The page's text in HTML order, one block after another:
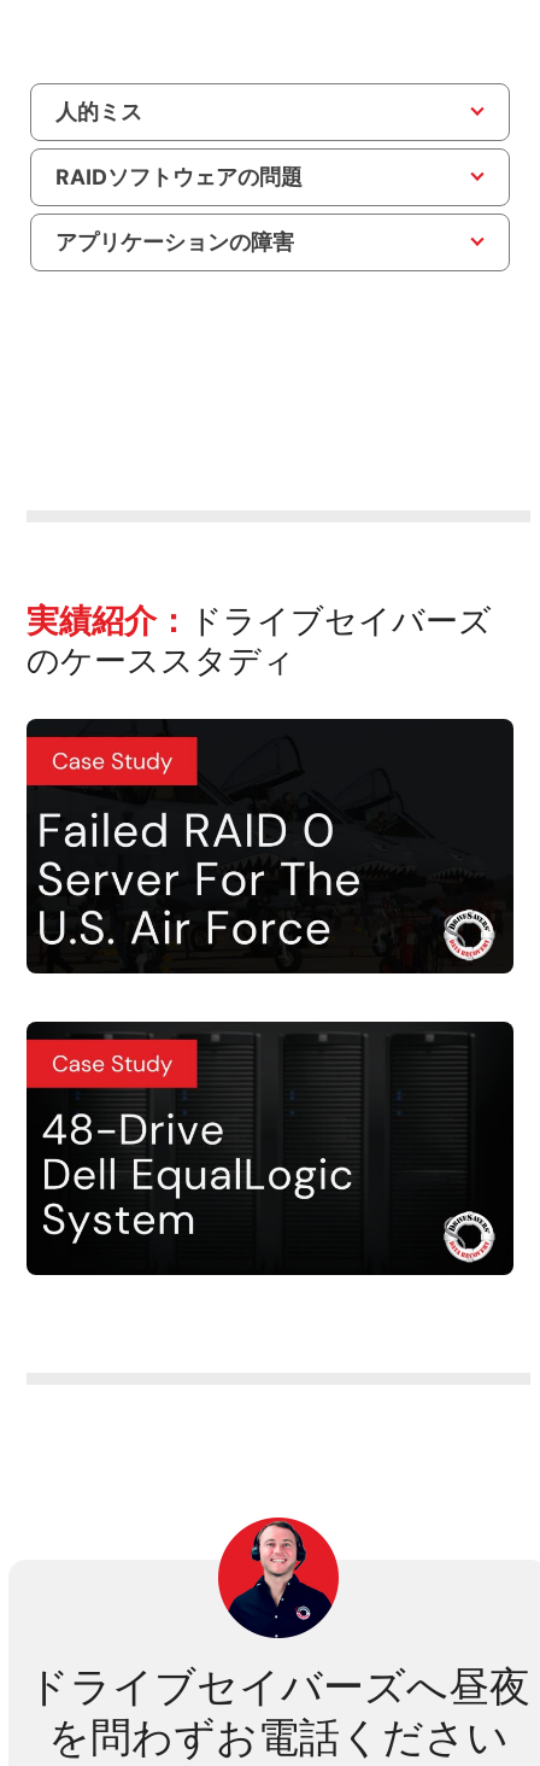
人的ミス
RAIDソフトウェアの問題
アプリケーションの障害
実績紹介： ドライブセイバーズ
のケーススタディ
ドライブセイバーズへ昼夜
を問わずお電話ください